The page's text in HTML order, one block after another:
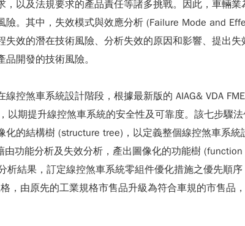
以及法規要求的產品責任等諸多挑戰。因此，車輛
。其中，失效模式與效應分析 (Failure Mode and
效的潛在技術風險、分析失效的原因和影響、提出
開發的技術風險。
控煞車系統設計階段，根據最新版的 AIAG& VDA
期提升線控煞車系統的安全性及可靠度。該七步驟
的結構樹 (structure tree)，以定義整個線控煞車系統
功能分析及失效分析，產出圖像化的功能樹
結果，訂定線控煞車系統零組件優化措施之優先順
，由原先的工業規格市售品升級為符合車規的市售品